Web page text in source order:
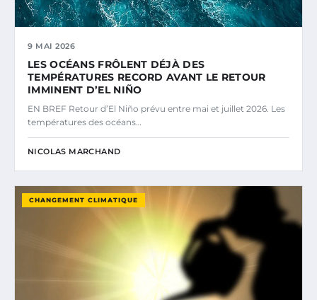
9 MAI 2026
LES OCÉANS FRÔLENT DÉJÀ DES
TEMPÉRATURES RECORD AVANT LE RETOUR
IMMINENT D’EL NIÑO
EN BREF Retour d’El Niño prévu entre mai et juillet 2026. Les
températures des océans…
NICOLAS MARCHAND
CHANGEMENT CLIMATIQUE